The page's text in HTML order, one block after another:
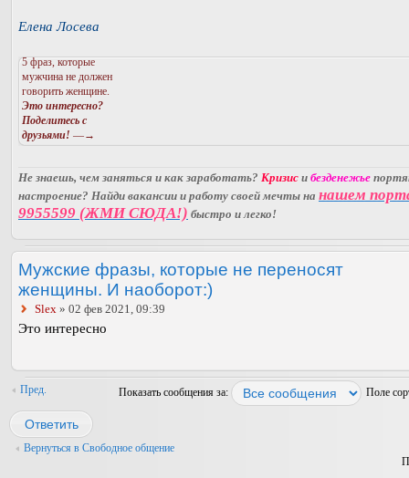
Елена Лосева
5 фраз, которые
мужчина не должен
говорить женщине.
Это интересно?
Поделитесь с
друзьями! —→
Не знаешь, чем заняться и как заработать? Кризис и безденежье
настроение? Найди вакансии и работу своей мечты на нашем
9955599 (ЖМИ СЮДА!) быстро и легко!
Мужские фразы, которые не переносят
женщины. И наоборот:)
Slex » 02 фев 2021, 09:39
Это интересно
Пред. Показать сообщения за: Поле
Ответить
Вернуться в Свободное общение